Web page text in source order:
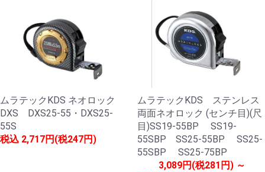
ムラテックKDS ネオロック
DXS DXS25-55・DXS25-
55S
税込 2,717円(税247円)
ムラテックKDS ステンレス
両面ネオロック (センチ目)(尺
目)SS19-55BP SS19-
55SBP SS25-55BP SS25-
55SBP SS25-75BP
3,089円(税281円) ～